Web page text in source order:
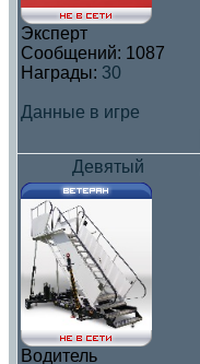
Эксперт
Сообщений: 1087
Награды: 30
Данные в игре
Девятый
Водитель